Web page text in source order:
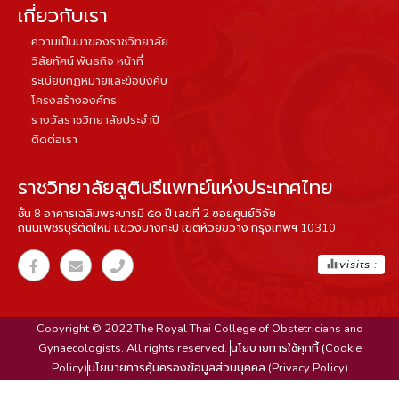
เกี่ยวกับเรา
ความเป็นมาของราชวิทยาลัย
วิสัยทัศน์ พันธกิจ หน้าที่
ระเบียบกฏหมายและข้อบังคับ
โครงสร้างองค์กร
รางวัลราชวิทยาลัยประจำปี
ติดต่อเรา
ราชวิทยาลัยสูตินรีแพทย์แห่งประเทศไทย
ชั้น 8 อาคารเฉลิมพระบารมี ๕๐ ปี เลขที่ 2 ซอยศูนย์วิจัย
ถนนเพชรบุรีตัดใหม่ แขวงบางกะปิ เขตห้วยขวาง กรุงเทพฯ 10310
equalizervisits :
Copyright © 2022.The Royal Thai College of Obstetricians and
Gynaecologists. All rights reserved. นโยบายการใช้คุกกี้ (Cookie
Policy)นโยบายการคุ้มครองข้อมูลส่วนบุคคล (Privacy Policy)